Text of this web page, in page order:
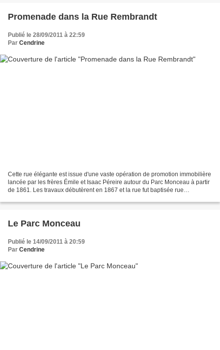
Promenade dans la Rue Rembrandt
Publié le 28/09/2011 à 22:59
Par Cendrine
Cette rue élégante est issue d'une vaste opération de promotion immobilière
lancée par les frères Émile et Isaac Péreire autour du Parc Monceau à partir
de 1861. Les travaux débutèrent en 1867 et la rue fut baptisée rue
Le Parc Monceau
Publié le 14/09/2011 à 20:59
Par Cendrine